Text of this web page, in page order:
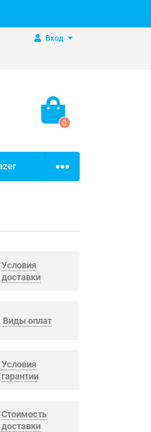
Вход
0
Условия
доставки
Виды оплат
Условия
гарантии
Стоимость
доставки